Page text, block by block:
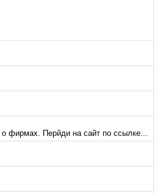
фирмах. Перйди на сайт по ссылке...